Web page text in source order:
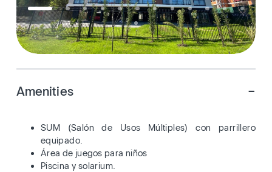
Amenities -
SUM (Salón de Usos Múltiples) con parrillero
equipado.
Área de juegos para niños
Piscina y solarium.